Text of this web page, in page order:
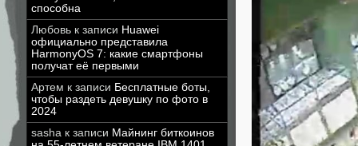
способна
Любовь к записи Huawei
официально представила
HarmonyOS 7: какие смартфоны
получат её первыми
Артем к записи Бесплатные боты,
чтобы раздеть девушку по фото в
2024
sasha к записи Майнинг биткоинов